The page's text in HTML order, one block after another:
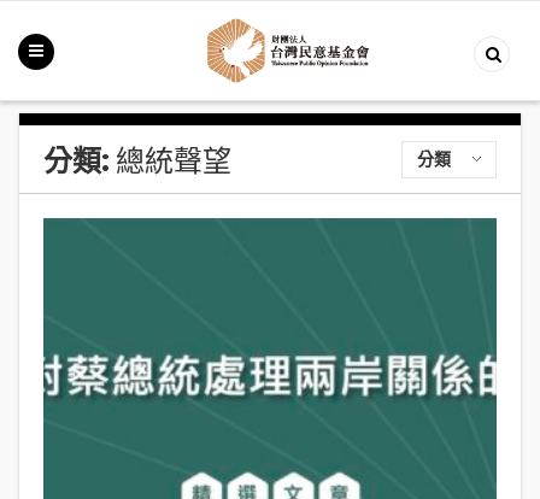
分類: 總統聲望 分類